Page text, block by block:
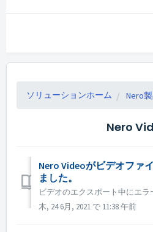
ソリューションホーム Nero
Nero
Nero Videoがビデオファ
ました。
木, 24 6月, 2021 で 11:38 午前